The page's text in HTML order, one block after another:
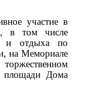
участие в
в том числе
и отдыха по
на Мемориале
площади Дома